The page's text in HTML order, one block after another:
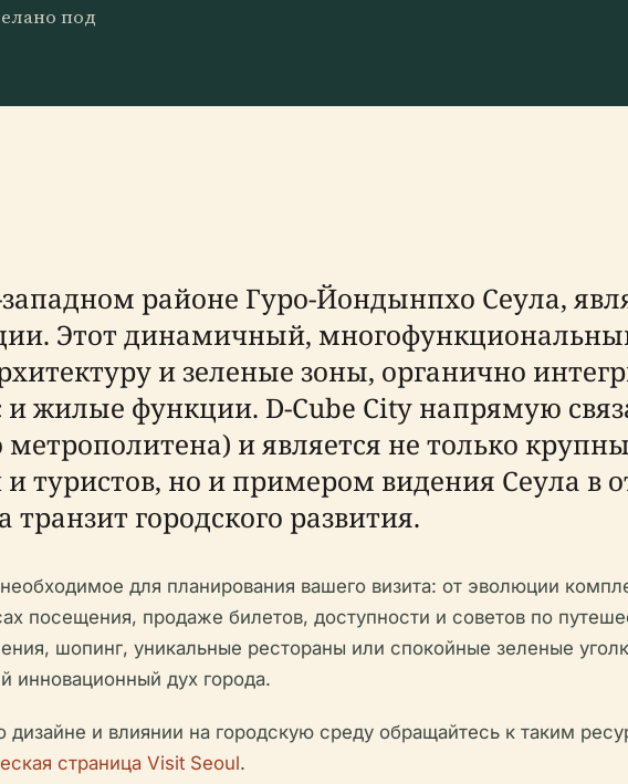
под
районе Гуро-Йондынпхо Сеула,
Этот динамичный,
и зеленые зоны, органично
жилые функции. D-Cube City напрямую
и является не только
туристов, но и примером видения Сеула в
городского развития.
для планирования вашего визита: от эволюции
посещения, продаже билетов, доступности и советов по
шопинг, уникальные рестораны или спокойные зеленые
инновационный дух города.
и влиянии на городскую среду обращайтесь к таким
страница Visit Seoul.